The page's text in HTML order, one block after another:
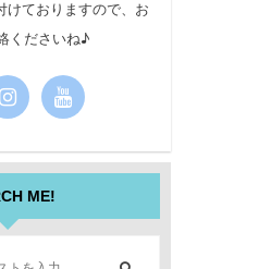
けておりますので、お
くださいね♪
ME!